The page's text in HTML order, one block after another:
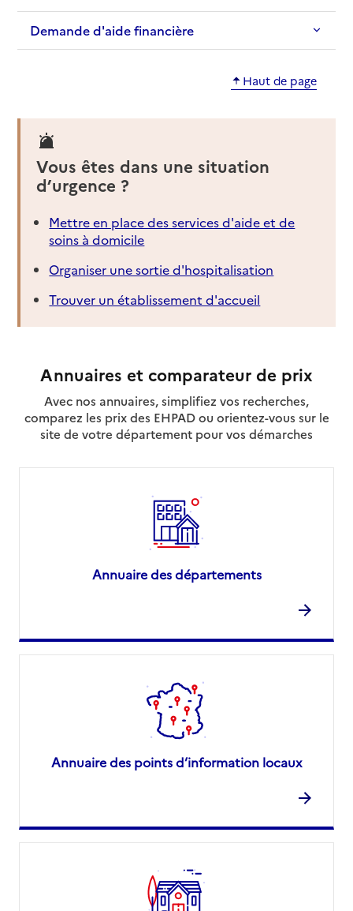
Demande d'aide financière
Haut de page
Vous êtes dans une situation
d’urgence ?
Mettre en place des services d'aide et de
soins à domicile
Organiser une sortie d'hospitalisation
Trouver un établissement d'accueil
Annuaires et comparateur de prix
Avec nos annuaires, simplifiez vos recherches,
comparez les prix des EHPAD ou orientez-vous sur le
site de votre département pour vos démarches
Annuaire des départements
Annuaire des points d’information locaux